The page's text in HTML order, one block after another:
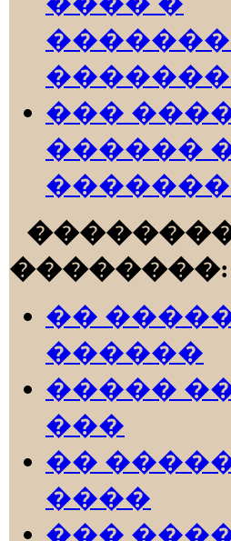
���
������
��������:
��
������
�����
���
��
����
���